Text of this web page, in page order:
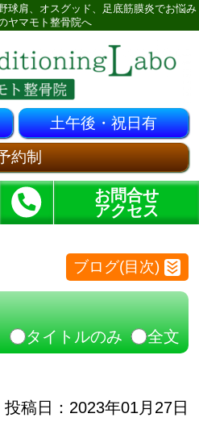
球肩、オスグッド、足底筋膜炎でお悩み
ヤマモト整骨院へ
土午後・祝日有
約制
お問合せ
アクセス
ブログ(目次)
タイトルのみ 全文
投稿日：2023年01月27日